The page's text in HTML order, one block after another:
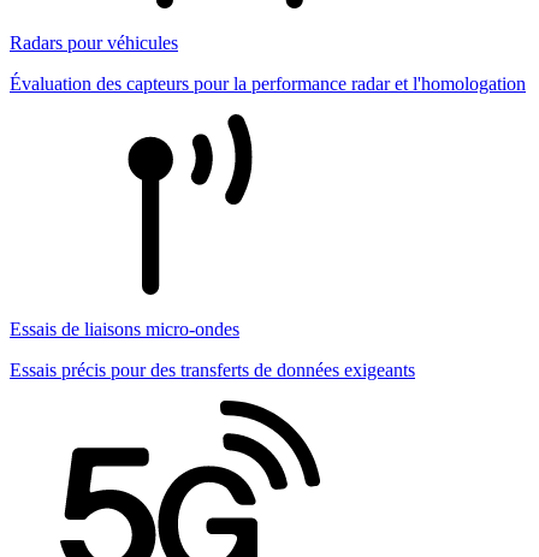
Radars pour véhicules
Évaluation des capteurs pour la performance radar et l'homologation
Essais de liaisons micro-ondes
Essais précis pour des transferts de données exigeants